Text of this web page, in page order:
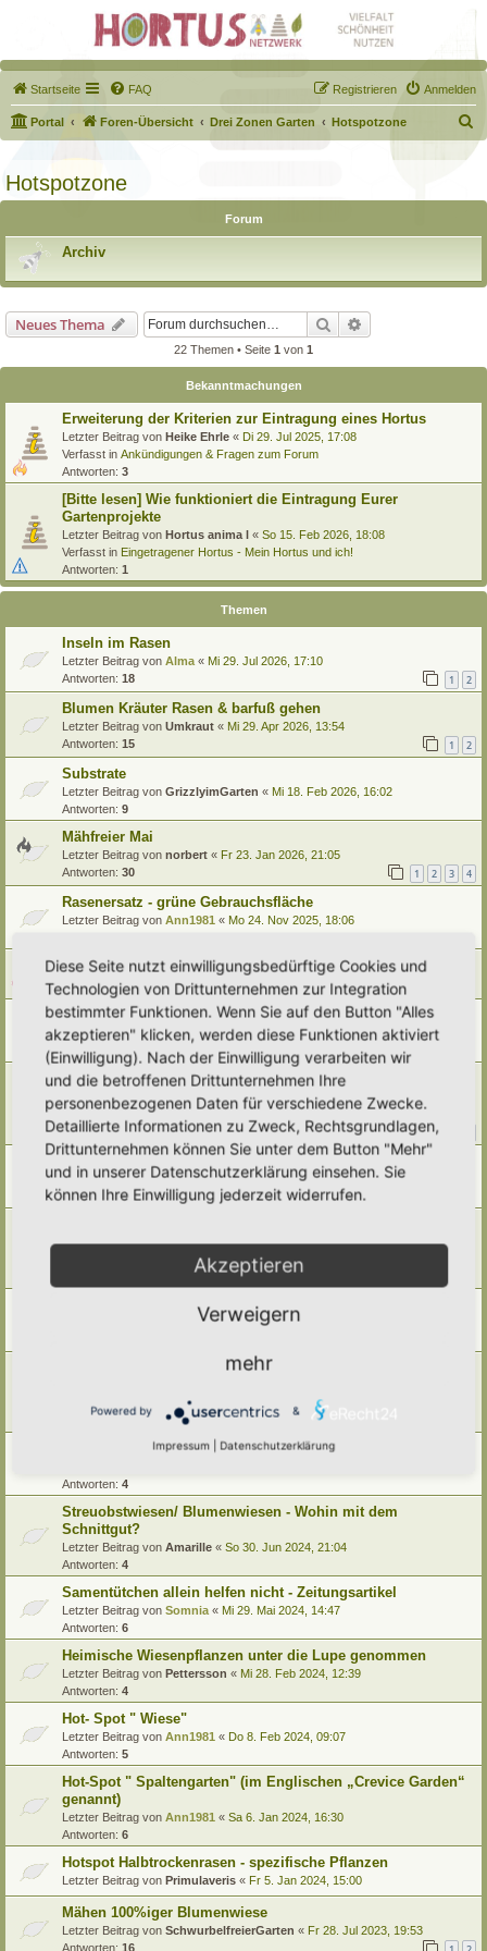
Startseite FAQ Anmelden
Registrieren
Portal Foren-Übersicht Drei Zonen Garten Hotspotzone
u
h
Hotspotzone
Forum
Archiv
Neues Thema Suche
22 Themen • Seite 1 von 1
Bekanntmachungen
Erweiterung der Kriterien zur Eintragung eines Hortus
Letzter Beitrag von Heike Ehrle « Di 29. Jul 2025, 17:08
Verfasst in Ankündigungen & Fragen zum Forum
Antworten: 3
[Bitte lesen] Wie funktioniert die Eintragung Eurer
Gartenprojekte
Letzter Beitrag von Hortus anima l « So 15. Feb 2026, 18:08
Verfasst in Eingetragener Hortus - Mein Hortus und ich!
Antworten: 1
Themen
Inseln im Rasen
Letzter Beitrag von Alma « Mi 29. Jul 2026, 17:10
Antworten: 18 1 2
Blumen Kräuter Rasen & barfuß gehen
Letzter Beitrag von Umkraut « Mi 29. Apr 2026, 13:54
Antworten: 15 1 2
Substrate
Letzter Beitrag von GrizzlyimGarten « Mi 18. Feb 2026, 16:02
Antworten: 9
Mähfreier Mai
Letzter Beitrag von norbert « Fr 23. Jan 2026, 21:05
Antworten: 30 1 2 3 4
Rasenersatz - grüne Gebrauchsfläche
Letzter Beitrag von Ann1981 « Mo 24. Nov 2025, 18:06
Video von Renature zu heimischen Gräsern!
Letzter Beitrag vontree12«So 19. Okt 2025, 11:13
Herbstgrasmilben
Letzter Beitrag vonSomnia«Mo 22. Sep 2025, 11:35
Antworten:
Zeitversetztes Mähen/ Zeitversetztes Mähmuster/
Mähmanagement im Hortus
Letzter Beitrag vontree12«Do 18. Sep 2025, 22:40
Antworten: 59 1 2 3 4
Letzter Beitrag vonBorovinka«Mi 30. Jul 2025, 04:00
Antworten:2
eierlegenden Wollmilchsau?
kuhba«Sa 31. Mai 2025, 21:12
Lehm-"Tankstellen" im Garten für Insekten und Schwalben
Primulaveris«Mo 12. Mai 2025, 17:35
Ein, zwei Pflanzvorschläge für sommersonniges, sandiges
Letzter Beitrag von Doro
Do 24. Apr 2025, 20:07
Mähfreier September
Antworten: 4
Streuobstwiesen/ Blumenwiesen - Wohin mit dem
Schnittgut?
Letzter Beitrag von Amarille « So 30. Jun 2024, 21:04
Antworten: 4
Samentütchen allein helfen nicht - Zeitungsartikel
Letzter Beitrag von Somnia « Mi 29. Mai 2024, 14:47
Antworten: 6
Heimische Wiesenpflanzen unter die Lupe genommen
Letzter Beitrag von Pettersson « Mi 28. Feb 2024, 12:39
Antworten: 4
Hot- Spot " Wiese"
Letzter Beitrag von Ann1981 « Do 8. Feb 2024, 09:07
Antworten: 5
Hot-Spot " Spaltengarten" (im Englischen „Crevice Garden“
genannt)
Letzter Beitrag von Ann1981 « Sa 6. Jan 2024, 16:30
Antworten: 6
Hotspot Halbtrockenrasen - spezifische Pflanzen
Letzter Beitrag von Primulaveris « Fr 5. Jan 2024, 15:00
Mähen 100%iger Blumenwiese
Letzter Beitrag von SchwurbelfreierGarten « Fr 28. Jul 2023, 19:53
Antworten: 16
Diese Seite nutzt einwilligungsbedürftige Cookies und
Technologien von Drittunternehmen zur Integration
bestimmter Funktionen. Wenn Sie auf den Button "Alles
akzeptieren" klicken, werden diese Funktionen aktiviert
(Einwilligung). Nach der Einwilligung verarbeiten wir
und die betroffenen Drittunternehmen Ihre
personenbezogenen Daten für verschiedene Zwecke.
Detaillierte Informationen zu Zweck, Rechtsgrundlagen,
Drittunternehmen können Sie unter dem Button "Mehr"
und in unserer Datenschutzerklärung einsehen. Sie
können Ihre Einwilligung jederzeit widerrufen.
Akzeptieren
Verweigern
mehr
Powered by &
Impressum Datenschutzerklärung